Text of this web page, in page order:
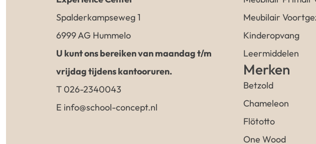
Spalderkampseweg 1
6999 AG Hummelo
U kunt ons bereiken van maandag t/m
vrijdag tijdens kantooruren.
T 026-2340043
E info@school-concept.nl
Meubilair
Kinderopvang
Leermiddelen
Merken
Betzold
Chameleon
Flötotto
One Wood